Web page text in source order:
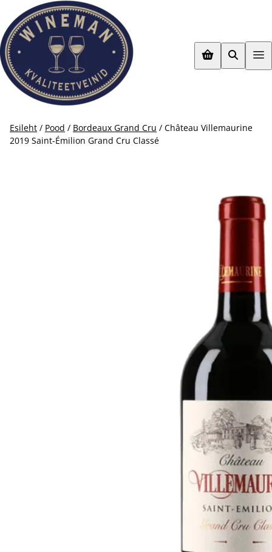
otse
sisu
juurde
Esileht / Pood / Bordeaux Grand Cru / Château Villemaurine
2019 Saint-Émilion Grand Cru Classé